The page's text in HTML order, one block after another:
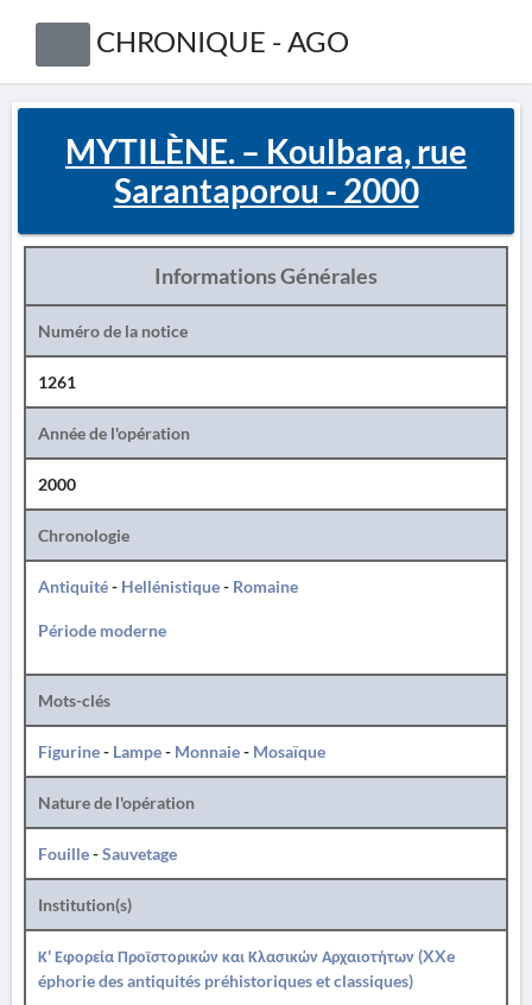
CHRONIQUE - AGO
MYTILÈNE. – Koulbara, rue
Sarantaporou - 2000
Informations Générales
Numéro de la notice
1261
Année de l'opération
2000
Chronologie
Antiquité- Hellénistique- Romaine
Période moderne
Mots-clés
Figurine- Lampe- Monnaie- Mosaïque
Nature de l'opération
Fouille-Sauvetage
Institution(s)
Κ' Εφορεία Προϊστορικών και Κλασικών Αρχαιοτήτων (XXe
éphorie des antiquités préhistoriques et classiques)